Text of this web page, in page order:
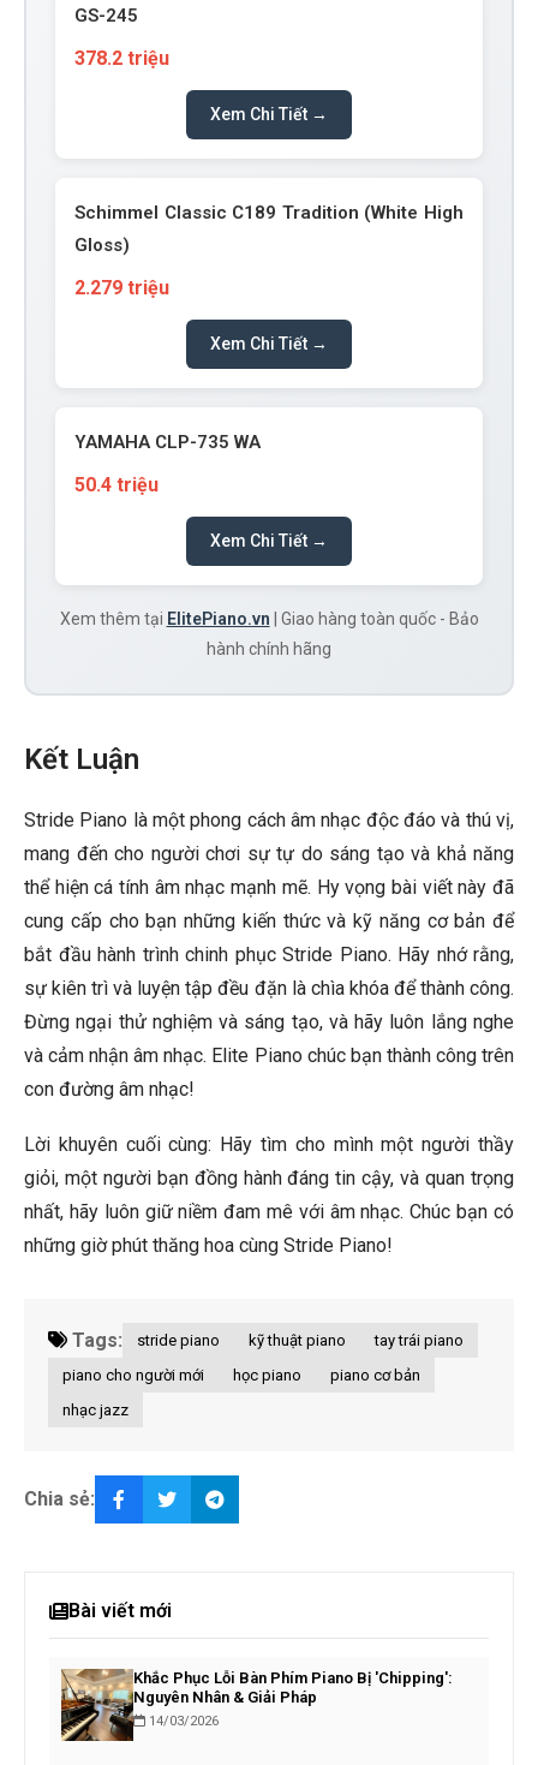
GS-245
378.2 triệu
Xem Chi Tiết →
Schimmel Classic C189 Tradition (White High
Gloss)
2.279 triệu
Xem Chi Tiết →
YAMAHA CLP-735 WA
50.4 triệu
Xem Chi Tiết →
Xem thêm tại ElitePiano.vn | Giao hàng toàn quốc - Bảo
hành chính hãng
Kết Luận
Stride Piano là một phong cách âm nhạc độc đáo và thú vị,
mang đến cho người chơi sự tự do sáng tạo và khả năng
thể hiện cá tính âm nhạc mạnh mẽ. Hy vọng bài viết này đã
cung cấp cho bạn những kiến thức và kỹ năng cơ bản để
bắt đầu hành trình chinh phục Stride Piano. Hãy nhớ rằng,
sự kiên trì và luyện tập đều đặn là chìa khóa để thành công.
Đừng ngại thử nghiệm và sáng tạo, và hãy luôn lắng nghe
và cảm nhận âm nhạc. Elite Piano chúc bạn thành công trên
con đường âm nhạc!
Lời khuyên cuối cùng: Hãy tìm cho mình một người thầy
giỏi, một người bạn đồng hành đáng tin cậy, và quan trọng
nhất, hãy luôn giữ niềm đam mê với âm nhạc. Chúc bạn có
những giờ phút thăng hoa cùng Stride Piano!
Tags: stride piano kỹ thuật piano
tay trái piano
piano cho người mới
học piano
piano cơ bản
nhạc jazz
Chia sẻ:
Bài viết mới
Khắc Phục Lỗi Bàn Phím Piano Bị 'Chipping':
Nguyên Nhân & Giải Pháp
14/03/2026